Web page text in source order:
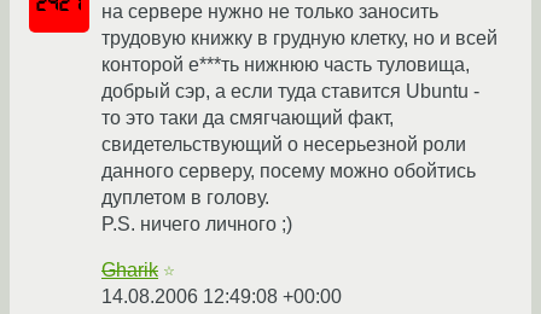
на сервере нужно не только заносить
трудовую книжку в грудную клетку, но и всей
конторой е***ть нижнюю часть туловища,
добрый сэр, а если туда ставится Ubuntu -
то это таки да смягчающий факт,
свидетельствующий о несерьезной роли
данного серверу, посему можно обойтись
дуплетом в голову.
P.S. ничего личного ;)
Gharik ☆
14.08.2006 12:49:08 +00:00